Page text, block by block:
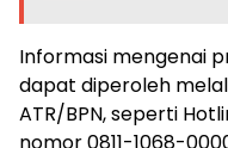
Informasi mengenai
dapat diperoleh
ATR/BPN, seperti